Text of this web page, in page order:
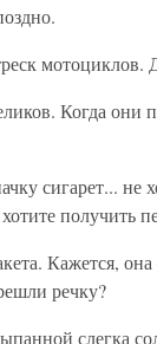
мотоциклов.
Когда они
сигарет... не
получить
Кажется,
речку?
слегка